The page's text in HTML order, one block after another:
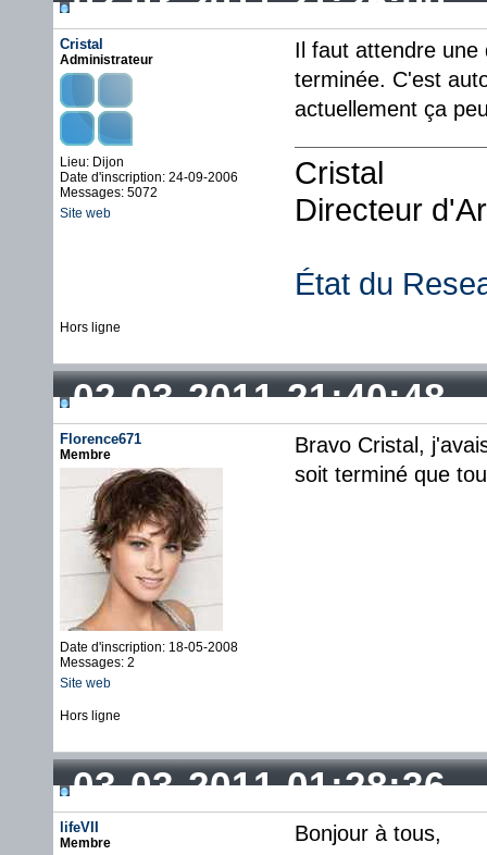
Cristal
Administrateur
Lieu: Dijon
Date d'inscription: 24-09-2006
Messages: 5072
Site web
Il faut attendre une
terminée. C'est
actuellement ça
Cristal
Directeur
État du
Hors ligne
02-03-2011 21:40:48
Florence671
Membre
Date d'inscription: 18-05-2008
Messages: 2
Site web
Bravo Cristal,
soit terminé que
Hors ligne
03-03-2011 01:28:36
lifeVII
Membre
Bonjour à tous,